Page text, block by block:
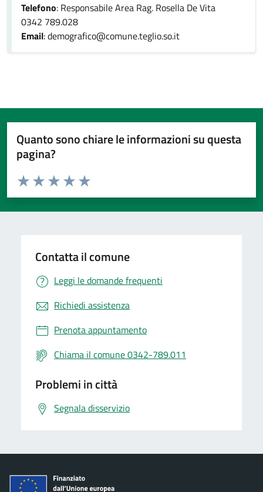
Telefono: Responsabile Area Rag. Rosella De Vita
0342 789.028
Email: demografico@comune.teglio.so.it
Quanto sono chiare le informazioni su questa
pagina?
Valuta da 1 a 5 stelle la pagina
Valuta 5 stelle su 5
Valuta 4 stelle su 5
Valuta 3 stelle su 5
Valuta 2 stelle su 5
Valuta 1 stelle su 5
Contatta il comune
Leggi le domande frequenti
Richiedi assistenza
Prenota appuntamento
Chiama il comune 0342-789.011
Problemi in città
Segnala disservizio